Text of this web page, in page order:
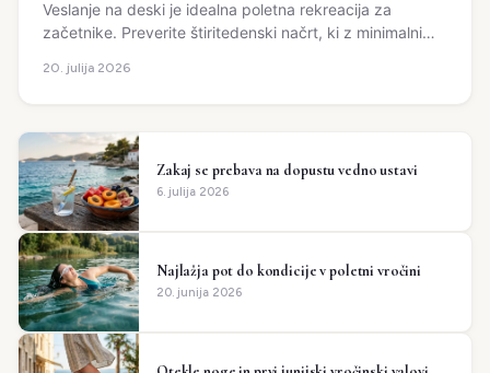
Veslanje na deski je idealna poletna rekreacija za
začetnike. Preverite štiritedenski načrt, ki z minimalnimi
20. julija 2026
Zakaj se prebava na dopustu vedno ustavi
6. julija 2026
Najlažja pot do kondicije v poletni vročini
20. junija 2026